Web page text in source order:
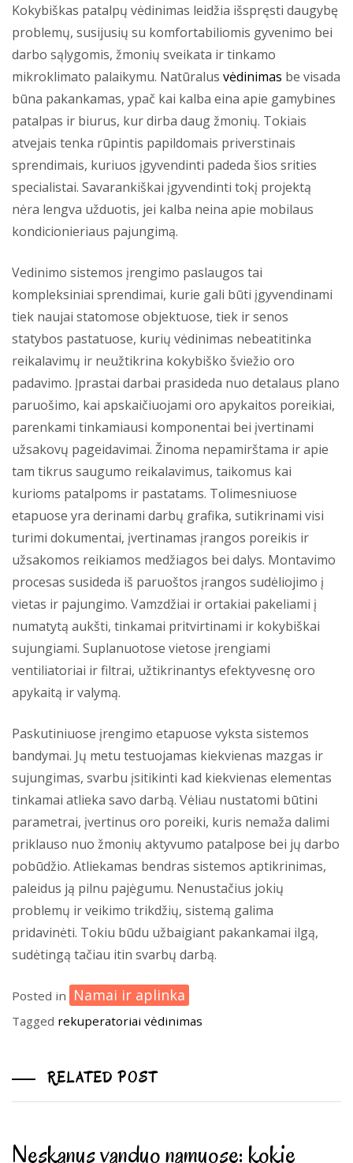
Kokybiškas patalpų vėdinimas leidžia išspręsti daugybę
problemų, susijusių su komfortabiliomis gyvenimo bei
darbo sąlygomis, žmonių sveikata ir tinkamo
mikroklimato palaikymu. Natūralus vėdinimas be visada
būna pakankamas, ypač kai kalba eina apie gamybines
patalpas ir biurus, kur dirba daug žmonių. Tokiais
atvejais tenka rūpintis papildomais priverstinais
sprendimais, kuriuos įgyvendinti padeda šios srities
specialistai. Savarankiškai įgyvendinti tokį projektą
nėra lengva užduotis, jei kalba neina apie mobilaus
kondicionieriaus pajungimą.
Vedinimo sistemos įrengimo paslaugos tai
kompleksiniai sprendimai, kurie gali būti įgyvendinami
tiek naujai statomose objektuose, tiek ir senos
statybos pastatuose, kurių vėdinimas nebeatitinka
reikalavimų ir neužtikrina kokybiško šviežio oro
padavimo. Įprastai darbai prasideda nuo detalaus plano
paruošimo, kai apskaičiuojami oro apykaitos poreikiai,
parenkami tinkamiausi komponentai bei įvertinami
užsakovų pageidavimai. Žinoma nepamirštama ir apie
tam tikrus saugumo reikalavimus, taikomus kai
kurioms patalpoms ir pastatams. Tolimesniuose
etapuose yra derinami darbų grafika, sutikrinami visi
turimi dokumentai, įvertinamas įrangos poreikis ir
užsakomos reikiamos medžiagos bei dalys. Montavimo
procesas susideda iš paruoštos įrangos sudėliojimo į
vietas ir pajungimo. Vamzdžiai ir ortakiai pakeliami į
numatytą aukšti, tinkamai pritvirtinami ir kokybiškai
sujungiami. Suplanuotose vietose įrengiami
ventiliatoriai ir filtrai, užtikrinantys efektyvesnę oro
apykaitą ir valymą.
Paskutiniuose įrengimo etapuose vyksta sistemos
bandymai. Jų metu testuojamas kiekvienas mazgas ir
sujungimas, svarbu įsitikinti kad kiekvienas elementas
tinkamai atlieka savo darbą. Vėliau nustatomi būtini
parametrai, įvertinus oro poreiki, kuris nemaža dalimi
priklauso nuo žmonių aktyvumo patalpose bei jų darbo
pobūdžio. Atliekamas bendras sistemos aptikrinimas,
paleidus ją pilnu pajėgumu. Nenustačius jokių
problemų ir veikimo trikdžių, sistemą galima
pridavinėti. Tokiu būdu užbaigiant pakankamai ilgą,
sudėtingą tačiau itin svarbų darbą.
Posted in Namai ir aplinka
Tagged rekuperatoriai vėdinimas
RELATED POST
Neskanus vanduo namuose: kokie